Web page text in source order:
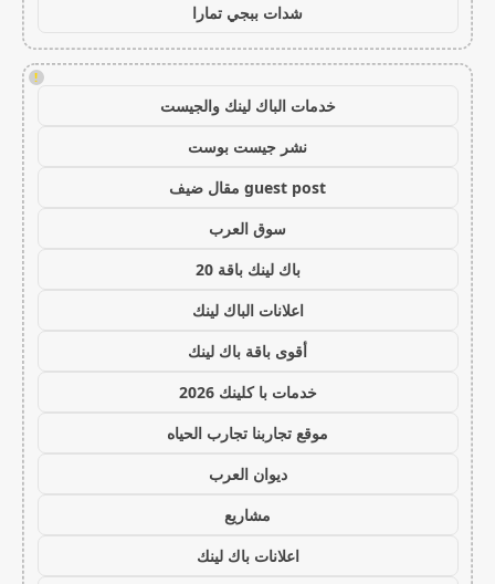
شدات ببجي تمارا
!
خدمات الباك لينك والجيست
نشر جيست بوست
guest post مقال ضيف
سوق العرب
باك لينك باقة 20
اعلانات الباك لينك
أقوى باقة باك لينك
خدمات با كلينك 2026
موقع تجاربنا تجارب الحياه
ديوان العرب
مشاريع
اعلانات باك لينك